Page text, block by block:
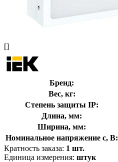
[]
Бренд:
Вес, кг:
Степень защиты IP:
Длина, мм:
Ширина, мм:
Номинальное напряжение с, В:
Кратность заказа: 1 шт.
Единица измерения: штук